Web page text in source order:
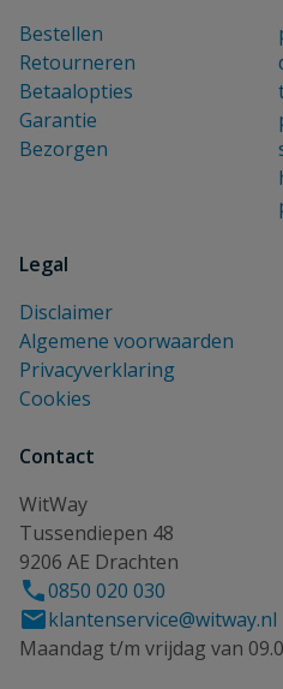
Bestellen
Retourneren
Betaalopties
Garantie
Bezorgen
Legal
Disclaimer
Algemene voorwaarden
Privacyverklaring
Cookies
Contact
WitWay
Tussendiepen 48
9206 AE Drachten
0850 020 030
klantenservice@witway.nl
Maandag t/m vrijdag van